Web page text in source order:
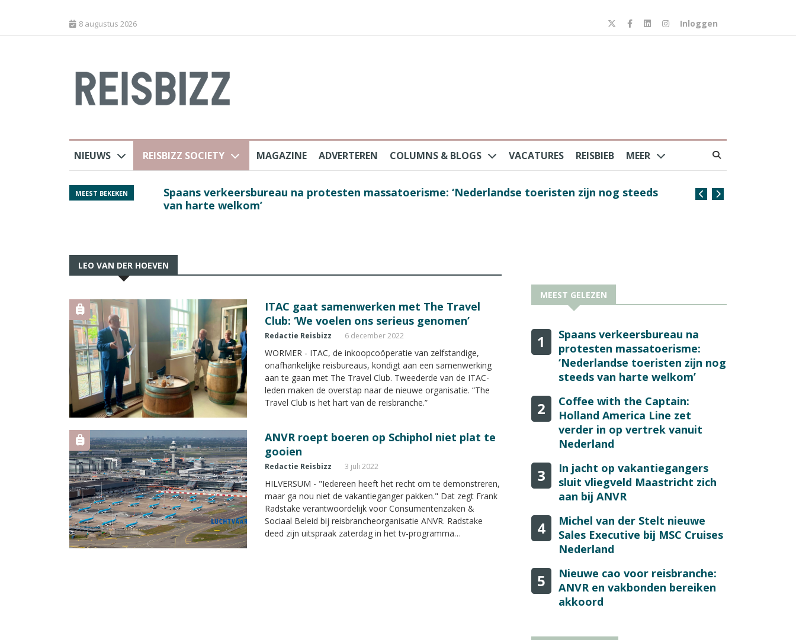
8 augustus 2026 Inloggen
NIEUWS REISBIZZ SOCIETY MAGAZINE ADVERTEREN COLUMNS & BLOGS VACATURES REISBIEB MEER
MEEST BEKEKEN
Spaans verkeersbureau na protesten massatoerisme: ‘Nederlandse toeristen zijn nog steeds
van harte welkom’
Coffee with the
LEO VAN DER HOEVEN
ITAC gaat samenwerken met The Travel
Club: ‘We voelen ons serieus genomen’
Redactie Reisbizz 6 december 2022
WORMER - ITAC, de inkoopcoöperatie van zelfstandige,
onafhankelijke reisbureaus, kondigt aan een samenwerking
aan te gaan met The Travel Club. Tweederde van de ITAC-
leden maken de overstap naar de nieuwe organisatie. “The
Travel Club is het hart van de reisbranche.”
ANVR roept boeren op Schiphol niet plat te
gooien
Redactie Reisbizz 3 juli 2022
HILVERSUM - "Iedereen heeft het recht om te demonstreren,
maar ga nou niet de vakantieganger pakken." Dat zegt Frank
Radstake verantwoordelijk voor Consumentenzaken &
Sociaal Beleid bij reisbrancheorganisatie ANVR. Radstake
deed zijn uitspraak zaterdag in het tv-programma
MEEST GELEZEN
1
Spaans verkeersbureau na
protesten massatoerisme:
‘Nederlandse toeristen zijn nog
steeds van harte welkom’
2
Coffee with the Captain:
Holland America Line zet
verder in op vertrek vanuit
Nederland
3
In jacht op vakantiegangers
sluit vliegveld Maastricht zich
aan bij ANVR
4
Michel van der Stelt nieuwe
Sales Executive bij MSC Cruises
Nederland
5
Nieuwe cao voor reisbranche:
ANVR en vakbonden bereiken
akkoord